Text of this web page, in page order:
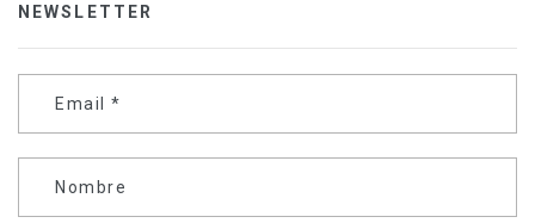
NEWSLETTER
Email *
Nombre